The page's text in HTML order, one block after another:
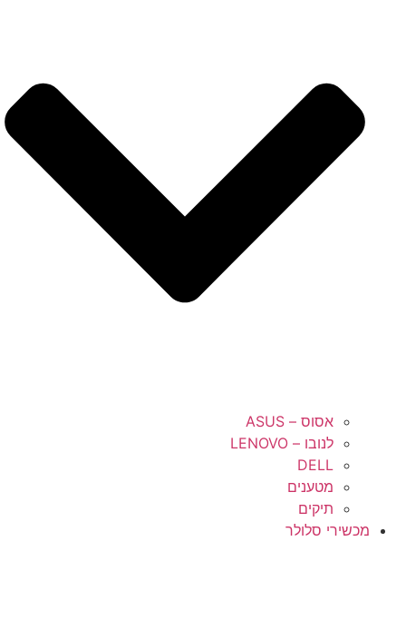
אסוס – ASUS
לנובו – LENOVO
DELL
מטענים
תיקים
מכשירי סלולר